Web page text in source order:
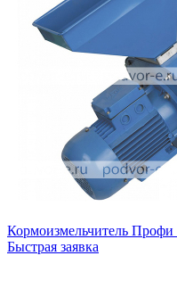
Кормоизмельчитель Профи
Быстрая заявка